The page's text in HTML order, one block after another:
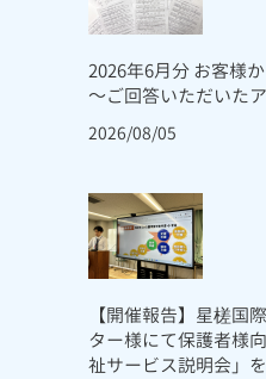
2026年6月分 お客様
～ご回答いただいた
2026/08/05
【開催報告】星槎国
ター様にて保護者様
祉サービス説明会」